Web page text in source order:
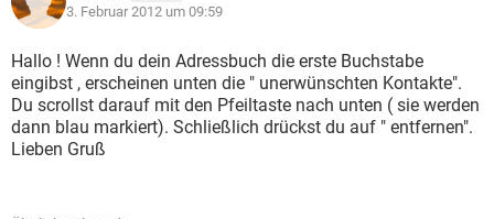
3. Februar 2012 um 09:59
Hallo ! Wenn du dein Adressbuch die erste Buchstabe
eingibst , erscheinen unten die " unerwünschten Kontakte".
Du scrollst darauf mit den Pfeiltaste nach unten ( sie werden
dann blau markiert). Schließlich drückst du auf " entfernen".
Lieben Gruß